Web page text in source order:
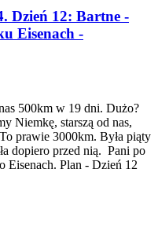
Dzień 12: Bartne -
Eisenach -
500km w 19 dni. Dużo?
Niemkę, starszą od nas,
prawie 3000km. Była piąty
dopiero przed nią. Pani po
Eisenach. Plan - Dzień 12